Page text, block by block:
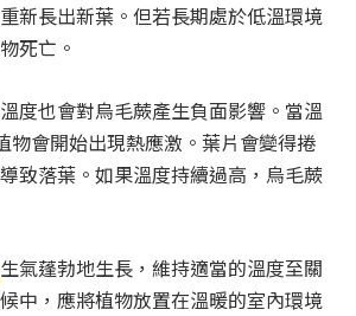
新長出新葉。但若長期處於低溫環境
死亡。
度也會對烏毛蕨產生負面影響。當溫
物會開始出現熱應激。葉片會變得捲
致落葉。如果溫度持續過高，烏毛蕨
生氣蓬勃地生長，維持適當的溫度至關
中，應將植物放置在溫暖的室內環境